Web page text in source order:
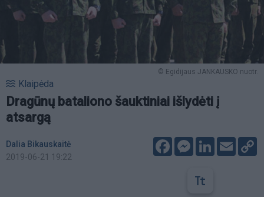
© Egidijaus JANKAUSKO nuotr.
Klaipėda
Dragūnų bataliono šauktiniai išlydėti į
atsargą
Dalia Bikauskaitė
2019-06-21 19:22
FacebookMessenger
LinkedIn
Email